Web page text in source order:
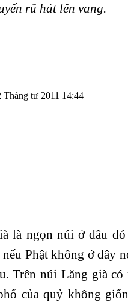
hát lên vang.
Tháng tư 2011 14:44
là ngọn núi ở đâu
nếu Phật không ở đây
Trên núi Lăng già
của quỷ không